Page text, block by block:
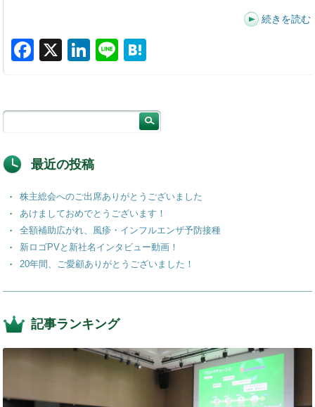
続きを読む
F
e
o
k
X
Li
e
n
Li
n
最近の投稿
株主総会へのご出席ありがとうございました
あけましておめでとうございます！
全額補助広がれ、風疹・インフルエンザ予防接種
新ロゴPVと新社名インタビュー動画！
20年間、ご愛顧ありがとうございました！
記事ランキング